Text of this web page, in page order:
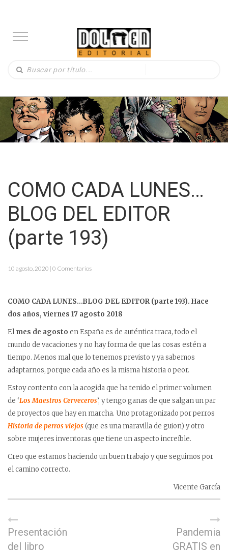
COMO CADA LUNES…
BLOG DEL EDITOR
(parte 193)
10 agosto, 2020 | 0 Comentarios
COMO CADA LUNES…BLOG DEL EDITOR (parte 193). Hace
dos años, viernes 17 agosto 2018
Elmes de agosto en España es de auténtica traca, todo el
mundo de vacaciones y no hay forma de que las cosas estén a
tiempo. Menos mal que lo tenemos previsto y ya sabemos
adaptarnos, porque cada año es la misma historia o peor.
Estoy contento con la acogida que ha tenido el primer volumen
de ‘Los Maestros Cerveceros’, y tengo ganas de que salgan un par
de proyectos que hay en marcha. Uno protagonizado por perros
Historia de perros viejos (que es una maravilla de guion) y otro
sobre mujeres inventoras que tiene un aspecto increíble.
Creo que estamos haciendo un buen trabajo y que seguimos por
el camino correcto.
Vicente García
Presentación
del libro
Pandemia
GRATIS en